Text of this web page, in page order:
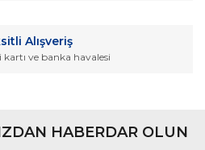
Gönder
Alışveriş
kartı ve banka havalesi
HABERDAR OLUN